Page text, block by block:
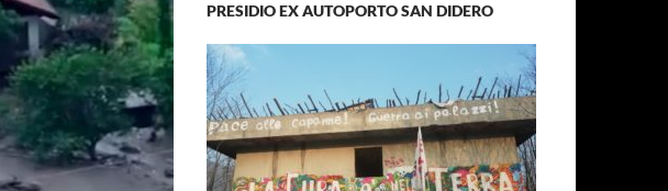
PRESIDIO EX AUTOPORTO SAN DIDERO